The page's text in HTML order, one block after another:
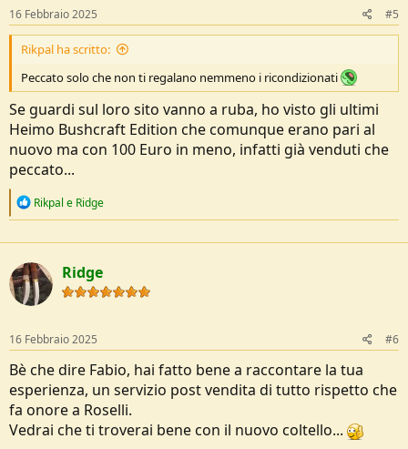
s
:
16 Febbraio 2025 #5
Rikpal ha scritto:
Peccato solo che non ti regalano nemmeno i ricondizionati
Se guardi sul loro sito vanno a ruba, ho visto gli ultimi
Heimo Bushcraft Edition che comunque erano pari al
nuovo ma con 100 Euro in meno, infatti già venduti che
peccato...
R
c
t
i
o
n
Rikpal e Ridge
Ridge
16 Febbraio 2025 #6
Bè che dire Fabio, hai fatto bene a raccontare la tua
esperienza, un servizio post vendita di tutto rispetto che
fa onore a Roselli.
Vedrai che ti troverai bene con il nuovo coltello...